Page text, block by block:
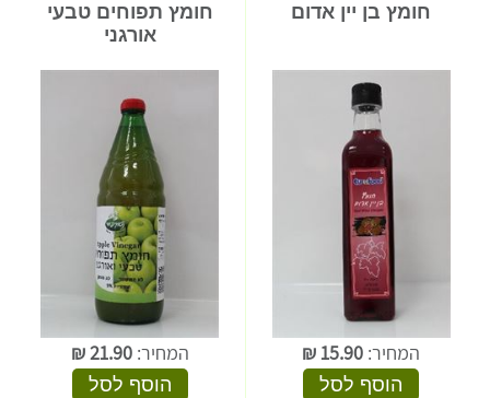
חומץ בן יין אדום
המחיר: 15.90
₪
הוסף לסל
חומץ תפוחים טבעי
אורגני
המחיר:21.90
₪
הוסף לסל